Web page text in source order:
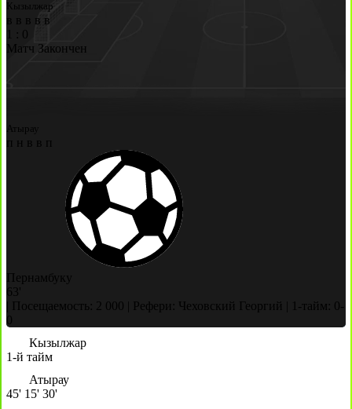
Кызылжар
в в в в в
1
0
Матч Закончен
Атырау
п н в в п
Пернамбуку
63'
Посещаемость: 2 000 Рефери: Чеховский Георгий
1-тайм: 0-
0
Кызылжар
1-й тайм
Атырау
45' 15' 30'